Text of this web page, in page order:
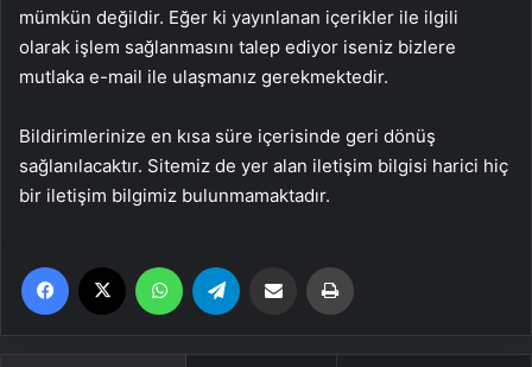
mümkün değildir. Eğer ki yayınlanan içerikler ile ilgili
olarak işlem sağlanmasını talep ediyor iseniz bizlere
mutlaka e-mail ile ulaşmanız gerekmektedir.
Bildirimlerinize en kısa süre içerisinde geri dönüş
sağlanılacaktır. Sitemiz de yer alan iletişim bilgisi harici hiç
bir iletişim bilgimiz bulunmamaktadır.
Facebook WhatsApp Email'den paylaş